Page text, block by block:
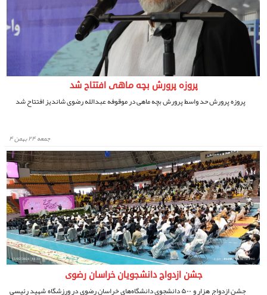
پروزه پرورش بچه ماهی افتتاح شد
پروزه پرورش حد واسط پرورش بچه ماهی در موقوفه عبدالله رضوی شاندیز افتتاح شد
جمعه ۲۴ بهمن ۴
جشن ازدواج دانشجویان خراسان رضوی
جشن ازدواج هزار و ۵۰۰ دانشجوی دانشگاه‌های خراسان رضوی در ورزشگاه شهید رئیسی